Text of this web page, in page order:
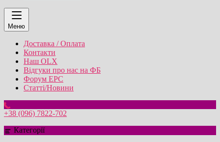
Меню
Доставка / Оплата
Контакти
Наш OLX
Відгуки про нас на ФБ
Форум EPC
Статті/Новини
+38 (096) 7822-702
Категорії